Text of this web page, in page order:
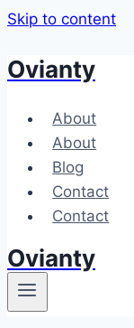
Skip to content
Ovianty
About
About
Blog
Contact
Contact
Ovianty